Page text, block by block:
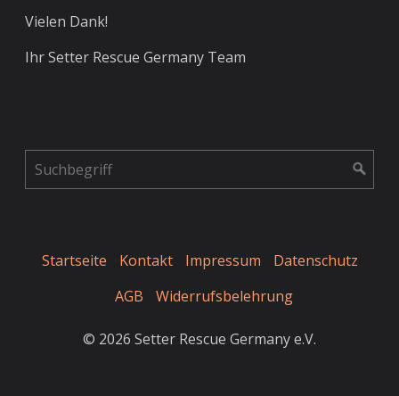
Vielen Dank!
Ihr Setter Rescue Germany Team
Startseite Kontakt Impressum
Datenschutz
AGB
Widerrufsbelehrung
© 2026 Setter Rescue Germany e.V.